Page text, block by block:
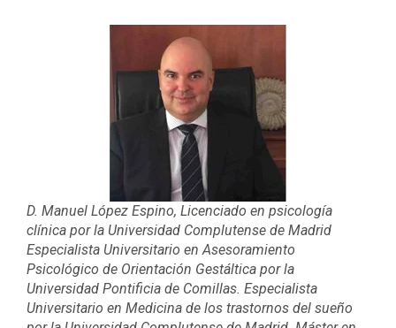
D. Manuel López Espino, Licenciado en psicología
clínica por la Universidad Complutense de Madrid
Especialista Universitario en Asesoramiento
Psicológico de Orientación Gestáltica por la
Universidad Pontificia de Comillas. Especialista
Universitario en Medicina de los trastornos del sueño